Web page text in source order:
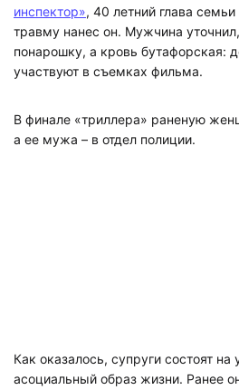
инспектор», 40 летний глава семьи
травму нанес он. Мужчина
понарошку, а кровь бутафорская:
участвуют в съемках фильма.
В финале «триллера» раненую
а ее мужа – в отдел полиции.
Как оказалось, супруги состоят
асоциальный образ жизни. Ранее